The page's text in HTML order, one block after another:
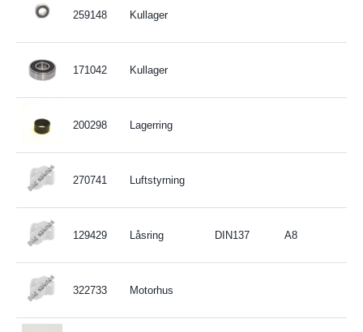
259148 Kullager
171042 Kullager
200298 Lagerring
270741 Luftstyrning
129429 Låsring DIN137 A8
322733 Motorhus